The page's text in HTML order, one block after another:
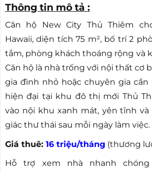
Thông tin mô tả :
Căn hộ New City Thủ Thiêm
Hawaii, diện tích 75 m², bố trí 2
tắm, phòng khách thoáng rộng và
Căn hộ là nhà trống với nội thất cơ
gia đình nhỏ hoặc chuyên gia cần
hiện đại tại khu đô thị mới Thủ
vào nội khu xanh mát, yên tĩnh và
giác thư thái sau mỗi ngày làm việc.
Giá thuê: 16 triệu/tháng (thương
Hỗ trợ xem nhà nhanh chóng